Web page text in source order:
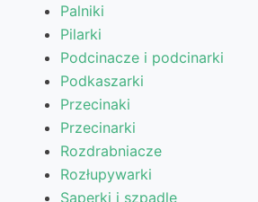
Palniki
Pilarki
Podcinacze i podcinarki
Podkaszarki
Przecinaki
Przecinarki
Rozdrabniacze
Rozłupywarki
Saperki i szpadle